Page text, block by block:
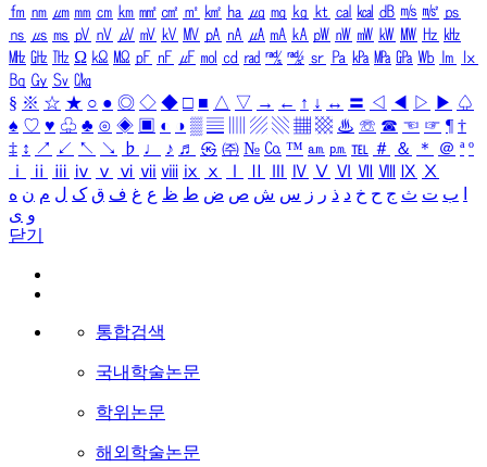
㎙ ㎚ ㎛ ㎜ ㎝ ㎞ ㎟ ㎠ ㎡ ㎢ ㏊ ㎍ ㎎ ㎏ ㏏ ㎈ ㎉ ㏈ ㎧ ㎨ ㎰
㎱ ㎲ ㎳ ㎴ ㎵ ㎶ ㎷ ㎸ ㎹ ㎀ ㎁ ㎂ ㎃ ㎄ ㎺ ㎻ ㎽ ㎾ ㎿ ㎐ ㎑
㎒ ㎓ ㎔ Ω ㏀ ㏁ ㎊ ㎋ ㎌ ㏖ ㏅ ㎭ ㎮ ㎯ ㏛ ㎩ ㎪ ㎫ ㎬ ㏝ ㏐
㏓
㏃ ㏉ ㏜ ㏆
§ ※ ☆ ★ ○ ● ◎ ◇ ◆ □ ■ △ ▽ → ← ↑ ↓ ↔ 〓 ◁ ◀ ▷ ▶ ♤
♠ ♡ ♥ ♧ ♣ ⊙ ◈ ▣ ◐ ◑ ▒ ▤ ▨ ▧ ▦ ▩ ♨ ☏ ☎ ☜ ☞ ¶ †
‡ ↕ ↗ ↙ ↖ ↘ ♭ ♩ ♪ ♬ ㉿ ㈜ № ㏇ ™ ㏂ ㏘ ℡ ＃ ＆ ＊ ＠ ª º
ⅰ
ⅱ ⅲ ⅳ ⅴ ⅵ ⅶ ⅷ ⅸ ⅹ Ⅳ Ⅴ Ⅵ Ⅶ Ⅷ Ⅸ Ⅹ
ب ت ث ج ح خ د ذ ر ز س ش ص ض ط ظ ع غ ف ق ک ل م ن ه
و ی
닫기
통합검색
국내학술논문
학위논문
해외학술논문